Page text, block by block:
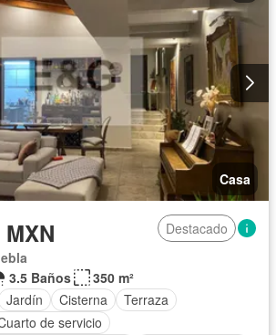
Casa
Destacado
3.5 Baños
350 m²
Jardín Cisterna
Terraza
de servicio